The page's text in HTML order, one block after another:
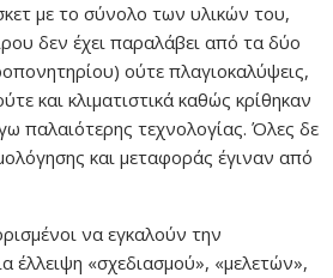
με το σύνολο των υλικών του,
δεν έχει παραλάβει από τα δύο
ούτε πλαγιοκαλύψεις,
και κλιματιστικά καθώς κρίθηκαν
παλαιότερης τεχνολογίας. Όλες δε
και μεταφοράς έγιναν από
να εγκαλούν την
έλλειψη «σχεδιασμού», «μελετών»,